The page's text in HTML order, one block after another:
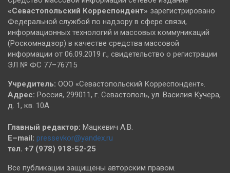
«Севастопольский Корреспондент» зарегистрировано
Федеральной службой по надзору в сфере связи,
информационных технологий и массовых коммуникаций
(Роскомнадзор) в качестве средства массовой
информации от 06.09.2019 г., свидетельство о регистрации
ЭЛ № ФС 77–76715
Учредитель: ООО «Севастопольский Корреспондент».
Адрес: Россия, 299011, г. Севастополь, ул. Василия Кучера,
д. 1, кв. 10А
Главный редактор: Мацкевич А.В.
E–mail: pressevkor@yandex.ru
тел. +7 (978) 918-52-25
Все публикации защищены авторским правом.